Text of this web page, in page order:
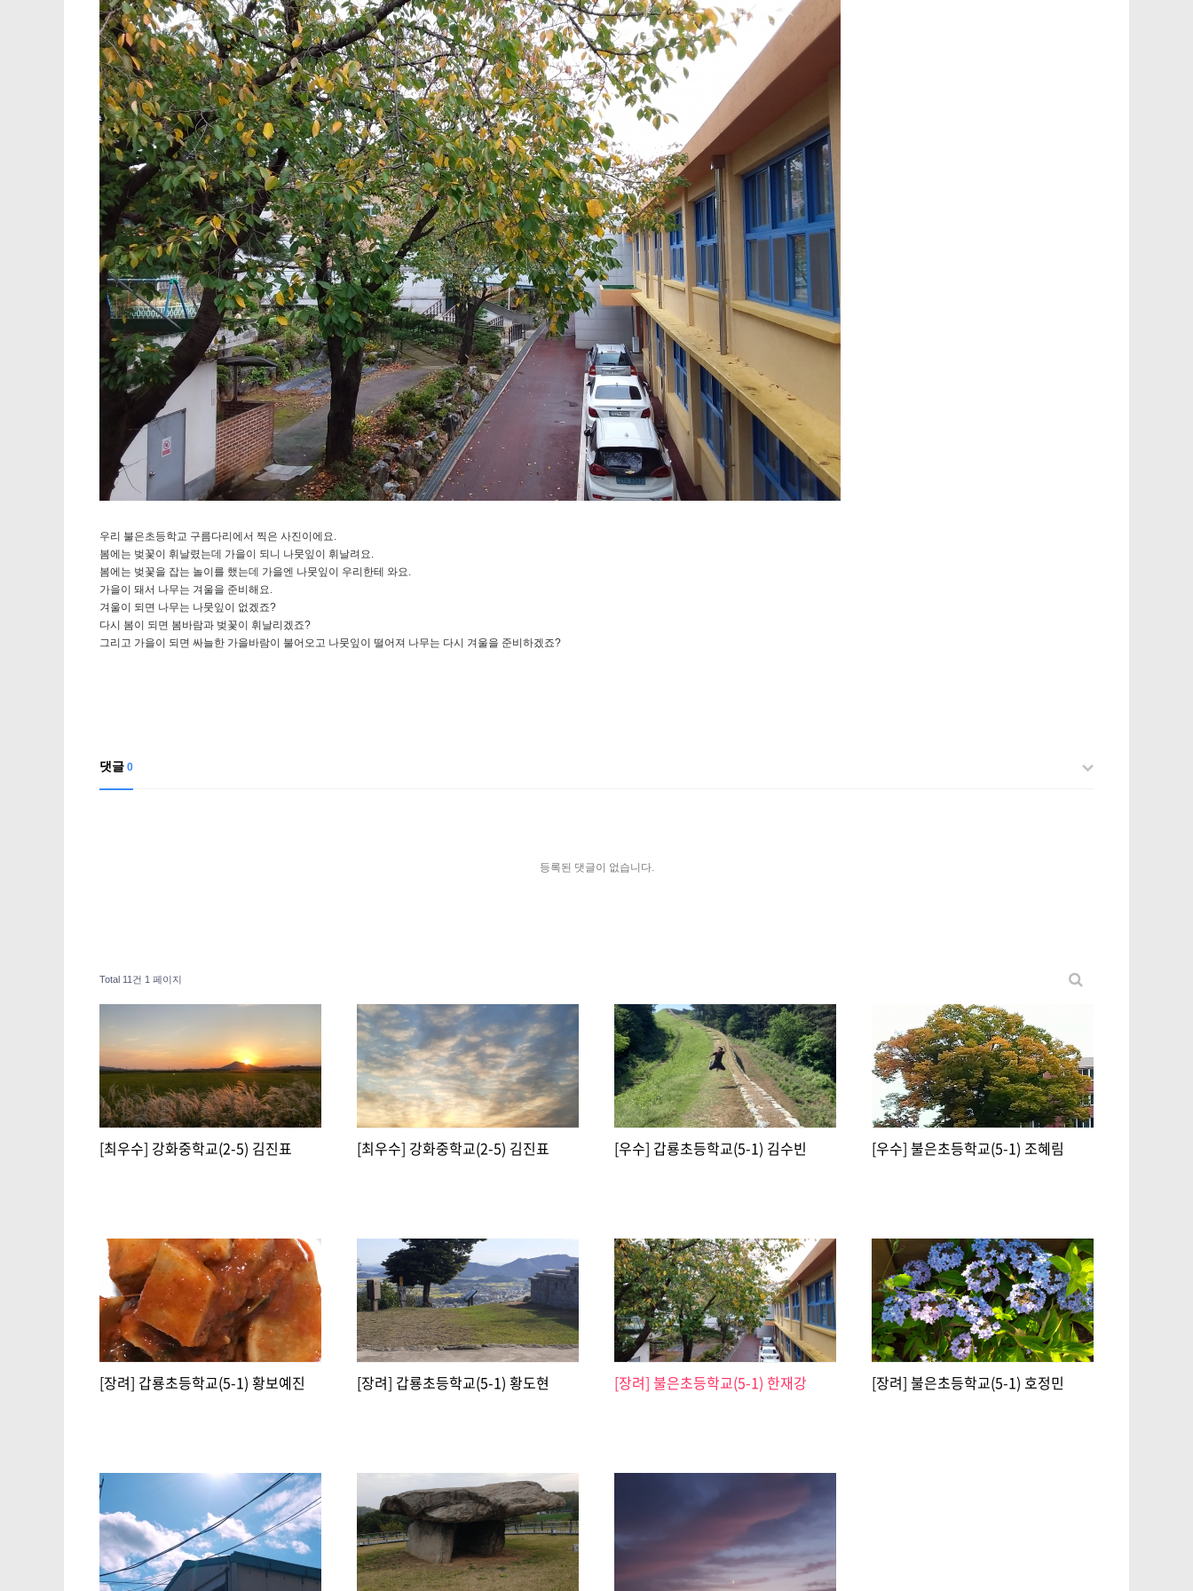
우리 불은초등학교 구름다리에서 찍은 사진이에요.
봄에는 벚꽃이 휘날렸는데 가을이 되니 나뭇잎이 휘날려요.
봄에는 벚꽃을 잡는 놀이를 했는데 가을엔 나뭇잎이 우리한테 와요.
가을이 돼서 나무는 겨울을 준비해요.
겨울이 되면 나무는 나뭇잎이 없겠죠?
다시 봄이 되면 봄바람과 벚꽃이 휘날리겠죠?
그리고 가을이 되면 싸늘한 가을바람이 불어오고 나뭇잎이 떨어져 나무는 다시 겨울을 준비하겠죠?
댓글 0
등록된 댓글이 없습니다.
Total 11건 1 페이지
[최우수] 강화중학교(2-5) 김진표 [최우수] 강화중학교(2-5) 김진표 [우수] 갑룡초등학교(5-1) 김수빈 [우수] 불은초등학교(5-1) 조혜림
[장려] 갑룡초등학교(5-1) 황보예진 [장려] 갑룡초등학교(5-1) 황도현 [장려] 불은초등학교(5-1) 한재강 [장려] 불은초등학교(5-1) 호정민